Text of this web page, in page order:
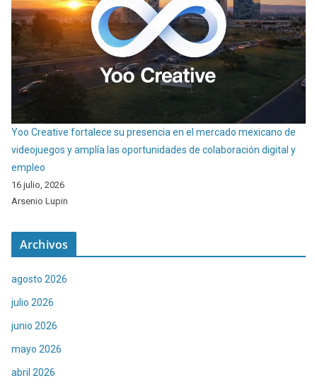
Yoo Creative fortalece su presencia en el mercado mexicano de
videojuegos y amplía las oportunidades de colaboración digital y
empleo
16 julio, 2026
Arsenio Lupin
Archivos
agosto 2026
julio 2026
junio 2026
mayo 2026
abril 2026